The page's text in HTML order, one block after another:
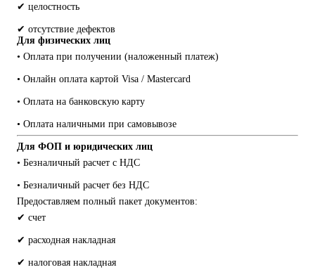
✔ целостность
✔ отсутствие дефектов
Для физических лиц
• Оплата при получении (наложенный платеж)
• Онлайн оплата картой Visa / Mastercard
• Оплата на банковскую карту
• Оплата наличными при самовывозе
Для ФОП и юридических лиц
• Безналичный расчет с НДС
• Безналичный расчет без НДС
Предоставляем полный пакет документов:
✔ счет
✔ расходная накладная
✔ налоговая накладная